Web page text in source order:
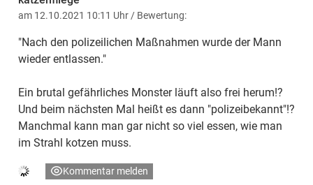
am 12.10.2021 10:11 Uhr / Bewertung:
"Nach den polizeilichen Maßnahmen wurde der Mann
wieder entlassen."
Ein brutal gefährliches Monster läuft also frei herum!?
Und beim nächsten Mal heißt es dann "polizeibekannt"!?
Manchmal kann man gar nicht so viel essen, wie man
im Strahl kotzen muss.
Kommentar melden